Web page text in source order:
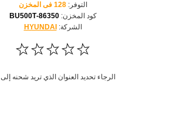
التوفر: 128 فى المخزن
كود المخزن: 86350-BU500T
الشركة: HYUNDAI
الرجاء تحديد العنوان الذي تريد شحنه إلى